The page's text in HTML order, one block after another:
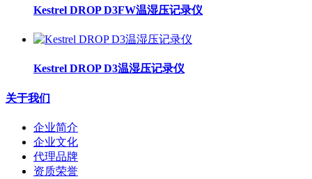
Kestrel DROP D3FW温湿压记录仪
Kestrel DROP D3温湿压记录仪
关于我们
企业简介
企业文化
代理品牌
资质荣誉